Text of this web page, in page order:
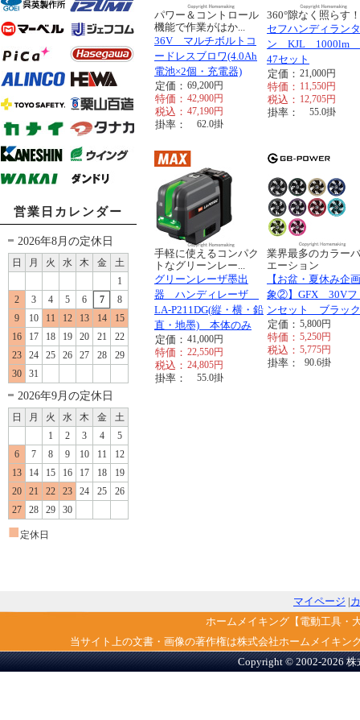
営業日カレンダー
2026年8月の定休日
日 月 火 水 木 金
土
1
2
3 4 5 6 7
8
9
10 11 12 13 14
15
16
17 18 19 20 21
22
23
24 25 26 27 28
29
30
31
2026年9月の定休日
日 月 火 水 木 金
土
1
2 3 4
5
6
7 8 9 10 11
12
13
14 15 16 17 18
19
20
21 22 23 24 25
26
27
28 29 30
■ 定休日
パワー＆コントロール
機能で作業がはか...
36V マルチボルトコ
ードレスブロワ(4.0Ah
電池×2個・充電器)
定価： 69,200円
特価： 42,900円
税込： 47,190円
掛率： 62.0掛
360°隙なく照らす！
セフハンディランタ
ン KJL 1000lm
47セット
定価： 21,000円
特価： 11,550円
税込： 12,705円
掛率： 55.0掛
手軽に使えるコンパク
トなグリーンレー...
グリーンレーザ墨出
器 ハンディレーザ
LA-P211DG(縦・横・鉛
直・地墨) 本体のみ
定価： 41,000円
特価： 22,550円
税込： 24,805円
掛率： 55.0掛
業界最多のカラー
エーション
【お盆・夏休み企
象②】GFX 30Vフ
ンセット ブラック
定価： 5,800円
特価： 5,250円
税込： 5,775円
掛率： 90.6掛
マイページ |
ホームメイキング【電動工具・
当サイト上の文書・画像の著作権は株式会社ホームメイキ
Copyright © 2002-2026